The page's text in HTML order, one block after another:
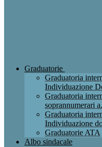
Graduatorie
Graduatoria
Individuazione
Graduatoria
soprannumerari
Graduatoria
Individuazione
Graduatorie ATA
Albo sindacale